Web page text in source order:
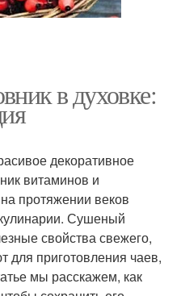
в духовке:
декоративное
витаминов и
протяжении веков
Сушеный
свойства свежего,
для приготовления чаев,
мы расскажем, как